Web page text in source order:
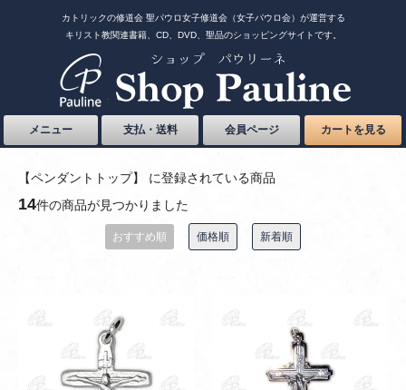
カトリックの修道会 聖パウロ女子修道会（女子パウロ会）が運営する
キリスト教関連書籍、CD、DVD、聖品のショッピングサイトです。
メニュー 支払・送料 会員ページ カートを見る
【ペンダントトップ】 に登録されている商品
14件の商品が見つかりました
おすすめ順 価格順 新着順